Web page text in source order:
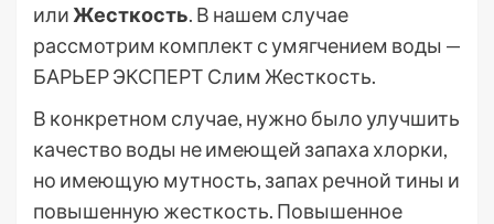
или Жесткость. В нашем случае
рассмотрим комплект с умягчением воды —
БАРЬЕР ЭКСПЕРТ Слим Жесткость.
В конкретном случае, нужно было улучшить
качество воды не имеющей запаха хлорки,
но имеющую мутность, запах речной тины и
повышенную жесткость. Повышенное